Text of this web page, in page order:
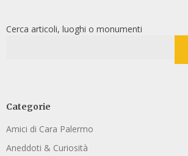
Cerca articoli, luoghi o monumenti
Categorie
Amici di Cara Palermo
Aneddoti & Curiosità